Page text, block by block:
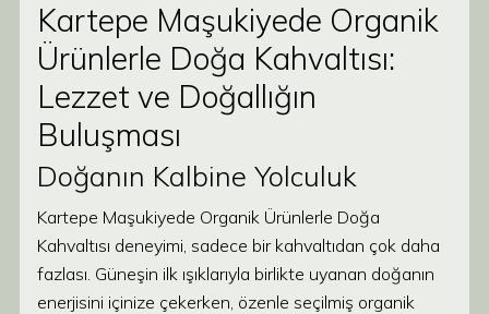
Kartepe Maşukiyede Organik
Ürünlerle Doğa Kahvaltısı:
Lezzet ve Doğallığın
Buluşması
Doğanın Kalbine Yolculuk
Kartepe Maşukiyede Organik Ürünlerle Doğa
Kahvaltısı deneyimi, sadece bir kahvaltıdan çok daha
fazlası. Güneşin ilk ışıklarıyla birlikte uyanan doğanın
enerjisini içinize çekerken, özenle seçilmiş organik